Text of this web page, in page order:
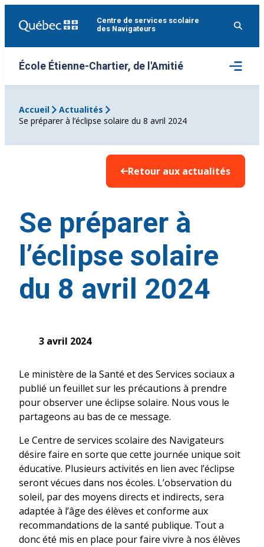
Centre de services scolaire
des Navigateurs
École Étienne-Chartier, de l'Amitié
Ouvrir
le
menu
Accueil
Actualités
Se préparer à l’éclipse solaire du 8 avril 2024
Retour aux actualités
Se préparer à
l’éclipse solaire
du 8 avril 2024
3 avril 2024
Le ministère de la Santé et des Services sociaux a
publié un feuillet sur les précautions à prendre
pour observer une éclipse solaire. Nous vous le
partageons au bas de ce message.
Le Centre de services scolaire des Navigateurs
désire faire en sorte que cette journée unique soit
éducative. Plusieurs activités en lien avec l’éclipse
seront vécues dans nos écoles. L’observation du
soleil, par des moyens directs et indirects, sera
adaptée à l’âge des élèves et conforme aux
recommandations de la santé publique. Tout a
donc été mis en place pour faire vivre à nos élèves